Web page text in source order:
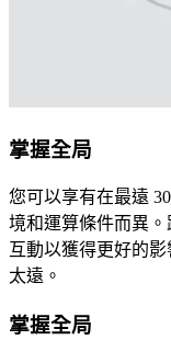
掌握全局
您可以享有在最遠
境和運算條件而異
互動以獲得更好的
太遠。
掌握全局